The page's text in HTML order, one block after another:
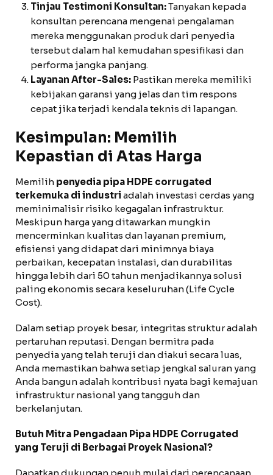
Tinjau Testimoni Konsultan:Tanyakan kepada
konsultan perencana mengenai pengalaman
mereka menggunakan produk dari penyedia
tersebut dalam hal kemudahan spesifikasi dan
performa jangka panjang.
Layanan After-Sales: Pastikan mereka memiliki
kebijakan garansi yang jelas dan tim respons
cepat jika terjadi kendala teknis di lapangan.
Kesimpulan: Memilih
Kepastian di Atas Harga
Memilih penyedia pipa HDPE corrugated
terkemuka di industri adalah investasi cerdas yang
meminimalisir risiko kegagalan infrastruktur.
Meskipun harga yang ditawarkan mungkin
mencerminkan kualitas dan layanan premium,
efisiensi yang didapat dari minimnya biaya
perbaikan, kecepatan instalasi, dan durabilitas
hingga lebih dari 50 tahun menjadikannya solusi
paling ekonomis secara keseluruhan (Life Cycle
Cost).
Dalam setiap proyek besar, integritas struktur adalah
pertaruhan reputasi. Dengan bermitra pada
penyedia yang telah teruji dan diakui secara luas,
Anda memastikan bahwa setiap jengkal saluran yang
Anda bangun adalah kontribusi nyata bagi kemajuan
infrastruktur nasional yang tangguh dan
berkelanjutan.
Butuh Mitra Pengadaan Pipa HDPE Corrugated
yang Teruji di Berbagai Proyek Nasional?